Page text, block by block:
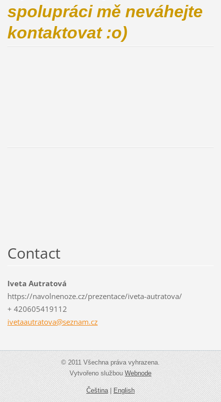
spolupráci mě neváhejte
kontaktovat :o)
Contact
Iveta Autratová
https://navolnenoze.cz/prezentace/iveta-autratova/
+ 420605419112
ivetaautratova@seznam.cz
© 2011 Všechna práva vyhrazena.
Vytvořeno službouWebnode
Čeština|English